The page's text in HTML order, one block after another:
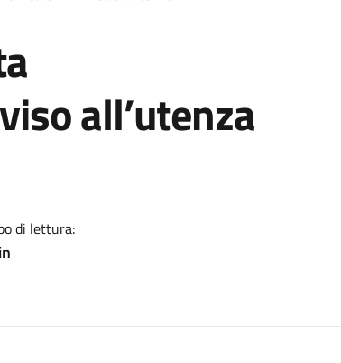
all’utenza
di lettura: